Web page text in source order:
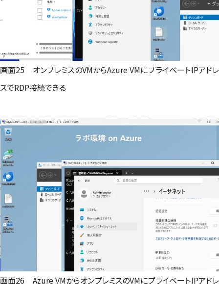
画面25 オンプレミスのVMからAzure VMにプライベートIPアドレ
スでRDP接続できる
画面26 Azure VMからオンプレミスのVMにプライベートIPアドレ